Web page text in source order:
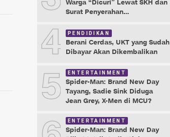
Warga “Dicuri” Lewat SKH dan
Surat Penyerahan
4 PENDIDIKAN
Berani Cerdas, UKT yang Sudah
Dibayar Akan Dikembalikan
5 ENTERTAINMENT
Spider-Man: Brand New Day
Tayang, Sadie Sink Diduga
Jean Grey, X-Men di MCU?
ENTERTAINMENT
Spider-Man: Brand New Day